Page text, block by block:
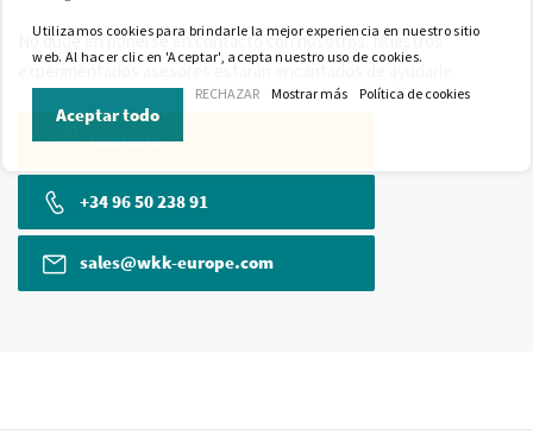
No dude en ponerse en contacto con nosotros. Nuestros
experimentados asesores estarán encantados de ayudarle.
Contacto
+34 96 50 238 91
sales@wkk-europe.com
Utilizamos cookies para brindarle la mejor experiencia en nuestro sitio
web. Al hacer clic en 'Aceptar', acepta nuestro uso de cookies.
Aceptar todo
RECHAZAR Mostrar más Política de cookies